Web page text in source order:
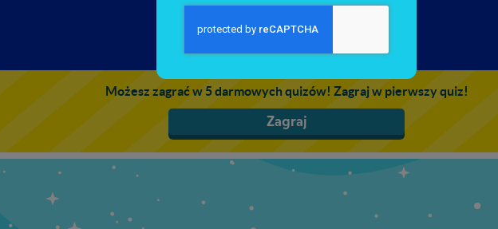
Możesz zagrać w 5 darmowych quizów! Zagraj w pierwszy quiz!
Zagraj